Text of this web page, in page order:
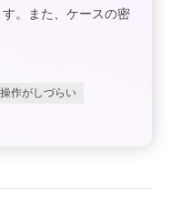
。また、ケースの密
操作がしづらい